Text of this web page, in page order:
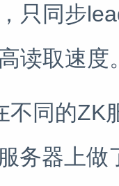
只同步
读取速度
不同的ZK
务器上